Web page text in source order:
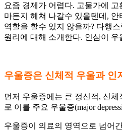
요즘 경제가 어렵다. 고물가에
마든지 헤쳐 나갈수 있을텐데,
역할을 할수 있지 않을까? 다행
원리에 대해 소개한다. 인삼이
우울증은 신체적 우울과 인
먼저 우울증에는 큰 정신적, 신
로 이를 주요 우울증(major
우울증이 의료의 영역으로 넘어